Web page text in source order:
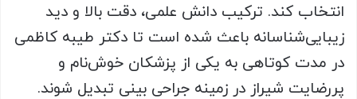
انتخاب کند. ترکیب دانش علمی، دقت بالا و دید
زیبایی‌شناسانه باعث شده است تا دکتر طیبه کاظمی
در مدت کوتاهی به یکی از پزشکان خوش‌نام و
پررضایت شیراز در زمینه جراحی بینی تبدیل شوند.